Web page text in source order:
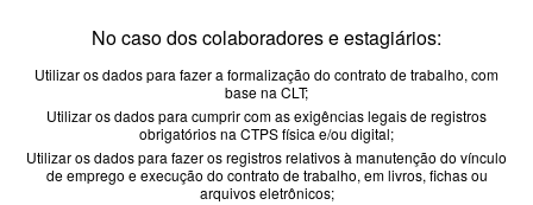
No caso dos colaboradores e estagiários:
Utilizar os dados para fazer a formalização do contrato de trabalho, com
base na CLT;
Utilizar os dados para cumprir com as exigências legais de registros
obrigatórios na CTPS física e/ou digital;
Utilizar os dados para fazer os registros relativos à manutenção do vínculo
de emprego e execução do contrato de trabalho, em livros, fichas ou
arquivos eletrônicos;